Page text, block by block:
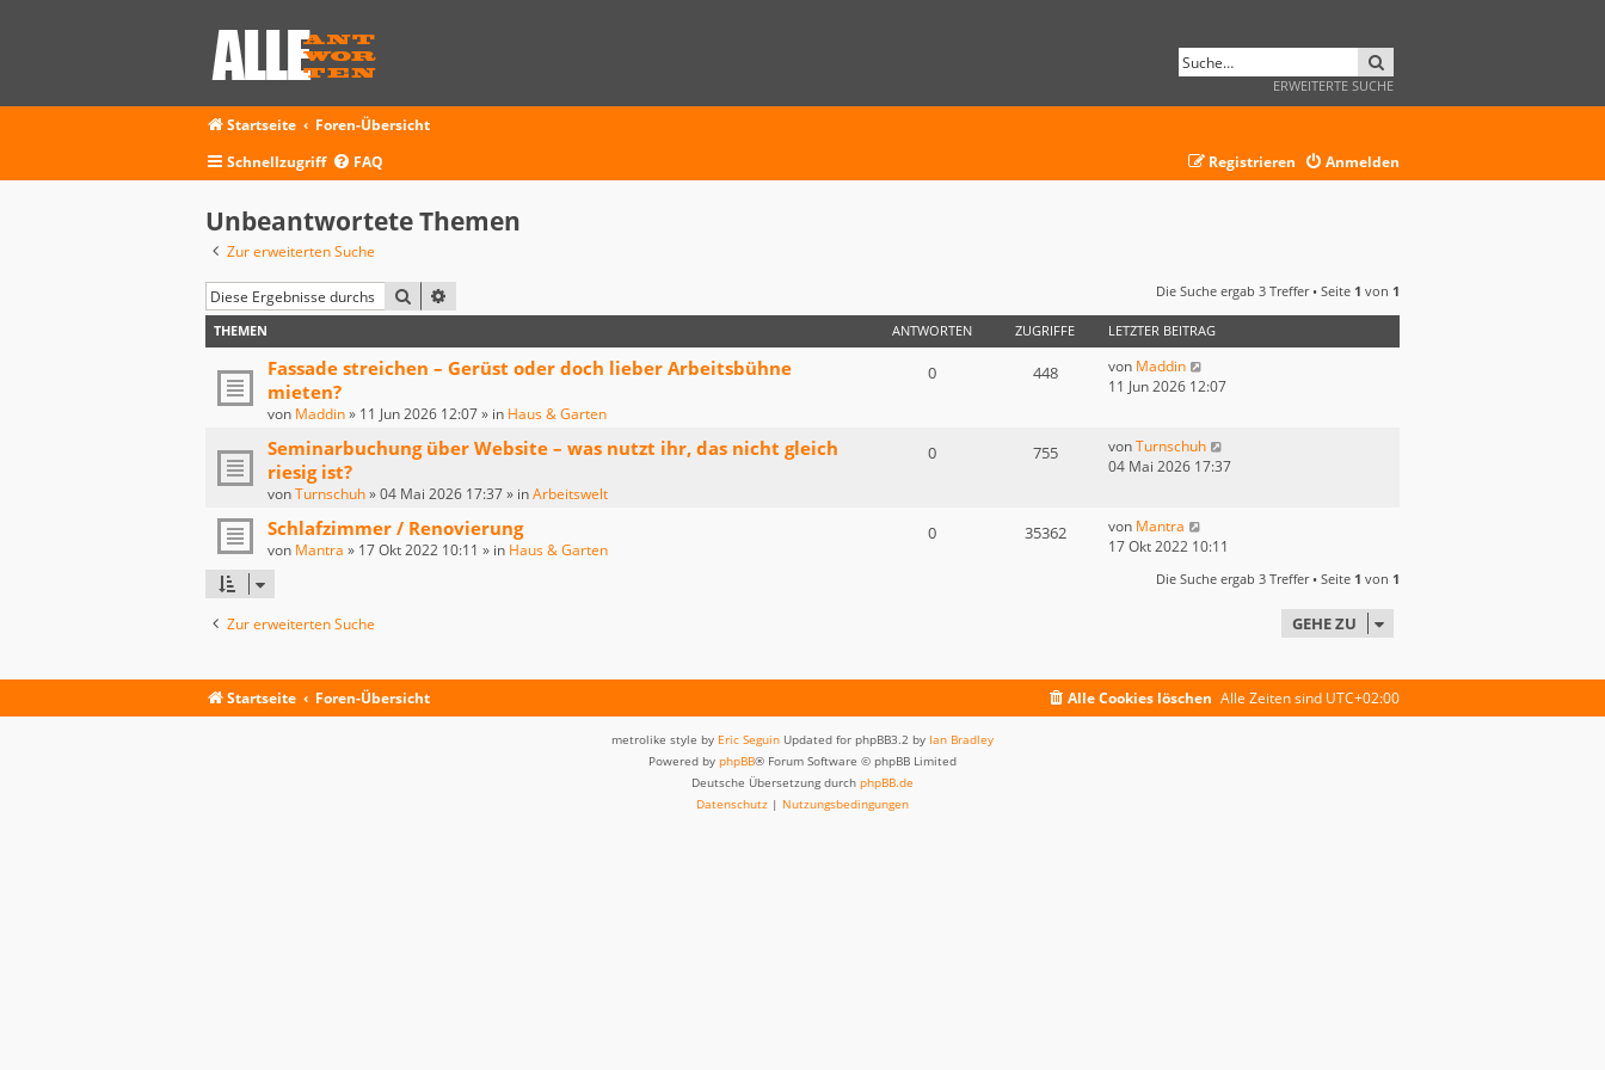
ERWEITERTE SUCHE
Startseite
Foren-Übersicht
Schnellzugriff
FAQ Anmelden
Registrieren
Unbeantwortete Themen
Zur erweiterten Suche
SUCHE Die Suche ergab 3 Treffer • Seite 1 von 1
THEMEN ANTWORTEN ZUGRIFFE LETZTER BEITRAG
Fassade streichen – Gerüst oder doch lieber Arbeitsbühne
mieten?
von Maddin» 11 Jun 2026 12:07» in Haus & Garten
0 448 von Maddin
11 Jun 2026 12:07
Seminarbuchung über Website – was nutzt ihr, das nicht gleich
riesig ist?
vonTurnschuh»04 Mai 2026 17:37» inArbeitswelt
0 755 vonTurnschuh
04 Mai 2026 17:37
Schlafzimmer / Renovierung
von Mantra » 17 Okt 2022 10:11 » in Haus & Garten
0 35362 von Mantra
17 Okt 2022 10:11
Die Suche ergab 3 Treffer • Seite 1 von 1
Zur erweiterten Suche GEHE ZU
Startseite Foren-Übersicht Alle Zeiten sind UTC+02:00
Alle Cookies löschen
metrolike style by Eric Seguin Updated for phpBB3.2 by Ian Bradley
Powered by phpBB® Forum Software © phpBB Limited
Deutsche Übersetzung durch phpBB.de
Datenschutz | Nutzungsbedingungen